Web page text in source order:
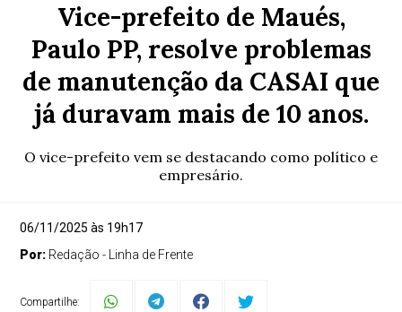
Vice-prefeito de Maués,
Paulo PP, resolve problemas
de manutenção da CASAI que
já duravam mais de 10 anos.
O vice-prefeito vem se destacando como político e
empresário.
06/11/2025 às 19h17
Por: Redação - Linha de Frente
Compartilhe: